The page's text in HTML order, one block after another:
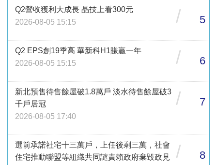
Q2營收獲利大成長 晶技上看300元
2026-08-05 15:15
/ 5
Q2 EPS創19季高 華新科H1賺贏一年
2026-08-05 15:15
/ 6
新北預售待售餘屋破1.8萬戶 淡水待售餘屋破3
千戶居冠
2026-08-05 17:40
/ 7
選前承諾社宅十三萬戶，上任後剩三萬，社會
住宅推動聯盟等組織共同譴責賴政府棄毀政見
/ 8